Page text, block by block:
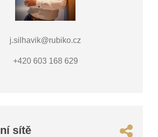
j.silhavik@rubiko.cz
+420 603 168 629
sítě